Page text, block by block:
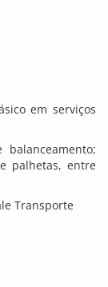
em serviços
palhetas, entre
Transporte